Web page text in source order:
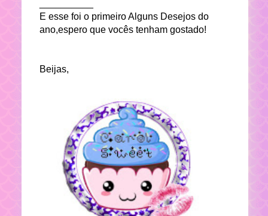
E esse foi o primeiro Alguns Desejos do
ano,espero que vocês tenham gostado!
Beijas,